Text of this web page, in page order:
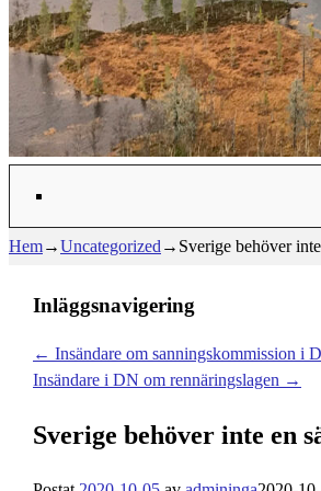
Hem→Uncategorized → Sverige behöver
Inläggsnavigering
← Insändare om sanningskommission i
Insändare i DN om rennäringslagen →
Sverige behöver inte en